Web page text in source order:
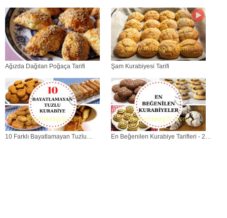
Ağızda Dağılan Poğaça Tarifi Şam Kurabiyesi Tarifi
10 Farklı Bayatlamayan Tuzlu
En Beğenilen Kurabiye Tarifleri - 20